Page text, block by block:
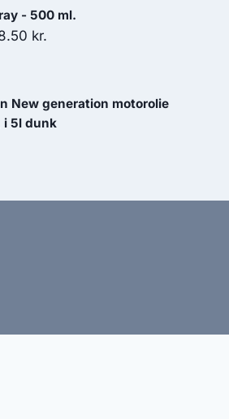
aktuelle
- 500 ml.
kr..
kr.
er:
148.50 kr..
New generation motorolie
i 5l dunk